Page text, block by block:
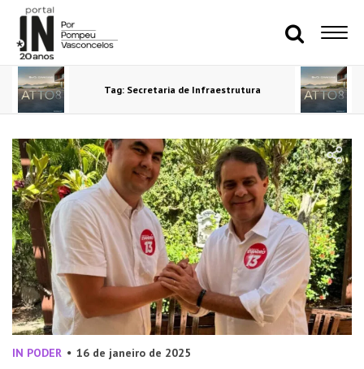
Tag: Secretaria de Infraestrutura
IN PODER 16 de janeiro de 2025